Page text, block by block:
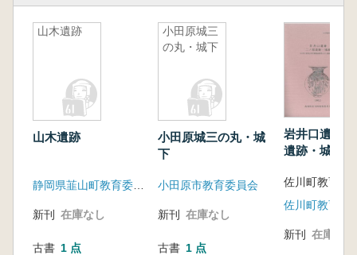
山木遺跡
山木遺跡
新刊 在庫なし
古書 1 点
小田原城三
の丸・城下
小田原城三の丸・城
下
小田原市教育委員会
新刊 在庫なし
古書 1 点
岩井口遺跡
遺跡・城跡
佐川町教育
佐川町教育委
新刊 在庫なし